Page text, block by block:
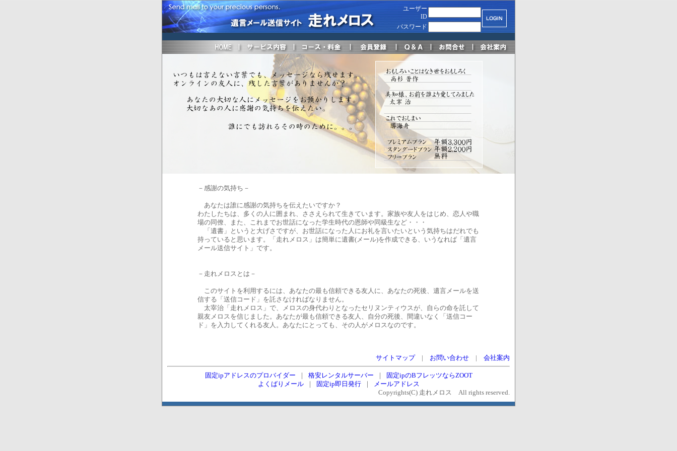
ユーザー
ID
パスワード
－感謝の気持ち－
あなたは誰に感謝の気持ちを伝えたいですか？
わたしたちは、多くの人に囲まれ、ささえられて生きています。家族や友人をはじめ、恋人や職
場の同僚、また、これまでお世話になった学生時代の恩師や同級生など・・・
「遺書」というと大げさですが、お世話になった人にお礼を言いたいという気持ちはだれでも
持っていると思います。「走れメロス」は簡単に遺書(メール)を作成できる、いうなれば「遺言
メール送信サイト」です。
－走れメロスとは－
このサイトを利用するには、あなたの最も信頼できる友人に、あなたの死後、遺言メールを送
信する「送信コード」を託さなければなりません。
太宰治「走れメロス」で、メロスの身代わりとなったセリヌンティウスが、自らの命を託して
親友メロスを信じました。あなたが最も信頼できる友人、自分の死後、間違いなく「送信コー
ド」を入力してくれる友人。あなたにとっても、その人がメロスなのです。
サイトマップ| お問い合わせ | 会社案内
固定ipアドレスのプロバイダー ｜ 格安レンタルサーバー ｜
固定ipのBフレッツならZOOT
よくばりメール｜ 固定ip即日発行｜
メールアドレス
Copyrights(C) 走れメロス All rights reserved.